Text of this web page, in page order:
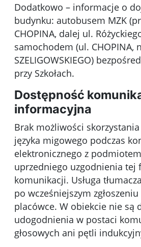
Dodatkowo – informacje o
budynku: autobusem MZK
CHOPINA, dalej ul.
samochodem (ul. CHOPINA,
SZELIGOWSKIEGO)
przy Szkołach.
Dostępność
informacyjna
Brak możliwości skorzystania
języka migowego podczas
elektronicznego z
uprzedniego uzgodnienia tej
komunikacji. Usługa
po wcześniejszym
placówce. W obiekcie nie są
udogodnienia w postaci
głosowych ani pętli